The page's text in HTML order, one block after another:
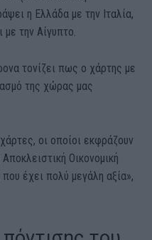
η Ελλάδα με την Ιταλία,
την Αίγυπτο.
τονίζει πως ο χάρτης με
της χώρας μας
οι οποίοι εκφράζουν
Οικονομική
έχει πολύ μεγάλη αξία»,